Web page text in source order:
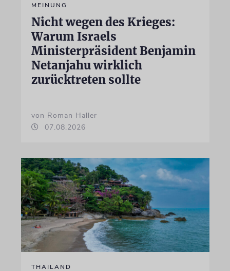
MEINUNG
Nicht wegen des Krieges:
Warum Israels
Ministerpräsident Benjamin
Netanjahu wirklich
zurücktreten sollte
von Roman Haller
07.08.2026
THAILAND